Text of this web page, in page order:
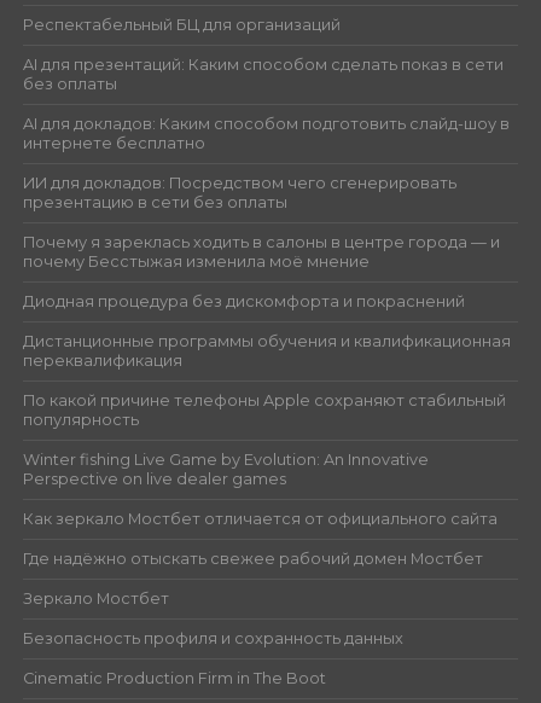
Респектабельный БЦ для организаций
AI для презентаций: Каким способом сделать показ в сети
без оплаты
AI для докладов: Каким способом подготовить слайд-шоу в
интернете бесплатно
ИИ для докладов: Посредством чего сгенерировать
презентацию в сети без оплаты
Почему я зареклась ходить в салоны в центре города — и
почему Бесстыжая изменила моё мнение
Диодная процедура без дискомфорта и покраснений
Дистанционные программы обучения и квалификационная
переквалификация
По какой причине телефоны Apple сохраняют стабильный
популярность
Winter fishing Live Game by Evolution: An Innovative
Perspective on live dealer games
Как зеркало Мостбет отличается от официального сайта
Где надёжно отыскать свежее рабочий домен Мостбет
Зеркало Мостбет
Безопасность профиля и сохранность данных
Cinematic Production Firm in The Boot